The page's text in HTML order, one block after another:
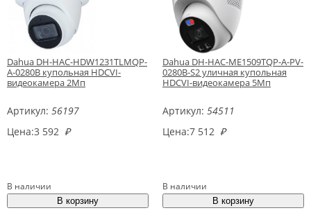
Dahua DH-HAC-HDW1231TLMQP-
A-0280B купольная HDCVI-
видеокамера 2Мп
Артикул: 56197
Цена:3 592 ₽
В наличии
Dahua DH-HAC-ME1509TQP-A-PV-
0280B-S2 уличная купольная
HDCVI-видеокамера 5Mп
Артикул: 54511
Цена:7 512 ₽
В наличии